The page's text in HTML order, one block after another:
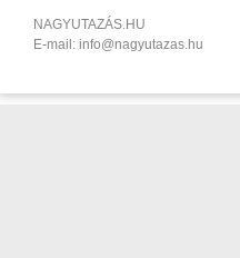
NAGYUTAZÁS.HU
E-mail: info@nagyutazas.hu